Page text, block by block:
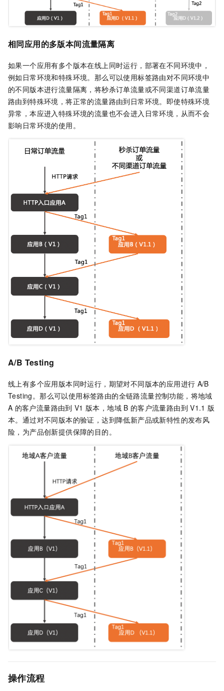
相同应用的多版本间流量隔离
如果一个应用有多个版本在线上同时运行，部署在不同环境中，
例如日常环境和特殊环境。那么可以使用标签路由对不同环境中
的不同版本进行流量隔离，将秒杀订单流量或不同渠道订单流量
路由到特殊环境，将正常的流量路由到日常环境。即使特殊环境
异常，本应进入特殊环境的流量也不会进入日常环境，从而不会
影响日常环境的使用。
A/B Testing
线上有多个应用版本同时运行，期望对不同版本的应用进行 A/B
Testing。那么可以使用标签路由的全链路流量控制功能，将地域
A 的客户流量路由到 V1 版本，地域 B 的客户流量路由到 V1.1 版
本。通过对不同版本的验证，达到降低新产品或新特性的发布风
险，为产品创新提供保障的目的。
操作流程